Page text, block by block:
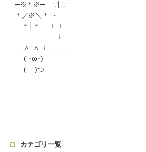
─※＊※─ ∵∥∵
＊／※＼＊ ・
＊│＊ ｉ ｉ
ｉ
∧_∧ ｉ
￣ (´･ω･) ￣￣￣￣
( )つ
カテゴリ一覧